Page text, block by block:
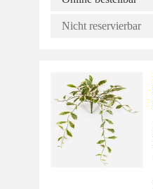
Nicht reservierbar